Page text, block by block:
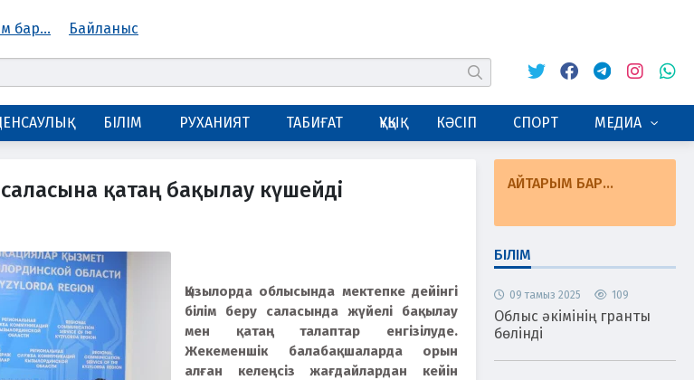
бар... Байланыс
табу
БІЛІМ РУХАНИЯТ ТАБИҒАТ ҚҰҚЫҚ КӘСІП СПОРТ МЕДИА
саласына қатаң бақылау күшейді
Қызылорда облысында мектепке дейінгі
білім беру саласында жүйелі бақылау
мен қатаң талаптар енгізілуде.
Жекеменшік балабақшаларда орын
алған келеңсіз жағдайлардан кейін
АЙТАРЫМ БАР...
БІЛІМ
09 тамыз 2025 109
Облыс әкімінің гранты
бөлінді